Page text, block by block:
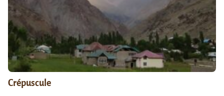
Crépuscule